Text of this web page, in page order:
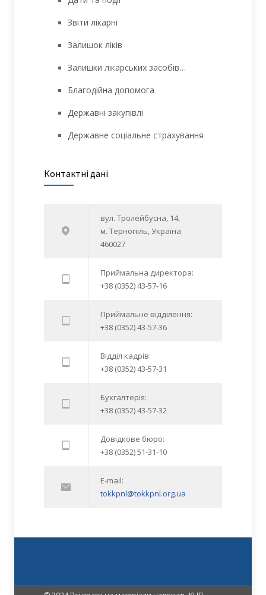
Звіти лікарні
Залишок ліків
Залишки лікарських засобів…
Благодійна допомога
Державні закупівлі
Державне соціальне страхування
Контактні дані
вул. Тролейбусна, 14,
м. Тернопіль, Україна
460027
Приймальна директора:
+38 (0352) 43-57-16
Приймальне відділення:
+38 (0352) 43-57-36
Відділ кадрів:
+38 (0352) 43-57-31
Бухгалтерія:
+38 (0352) 43-57-32
Довідкове бюро:
+38 (0352) 51-31-10
E-mail:
tokkpnl@tokkpnl.org.ua